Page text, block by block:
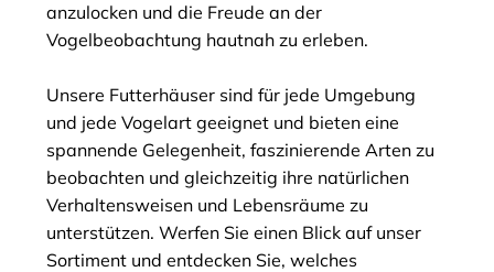
anzulocken und die Freude an der
Vogelbeobachtung hautnah zu erleben.
Unsere Futterhäuser sind für jede Umgebung
und jede Vogelart geeignet und bieten eine
spannende Gelegenheit, faszinierende Arten zu
beobachten und gleichzeitig ihre natürlichen
Verhaltensweisen und Lebensräume zu
unterstützen. Werfen Sie einen Blick auf unser
Sortiment und entdecken Sie, welches